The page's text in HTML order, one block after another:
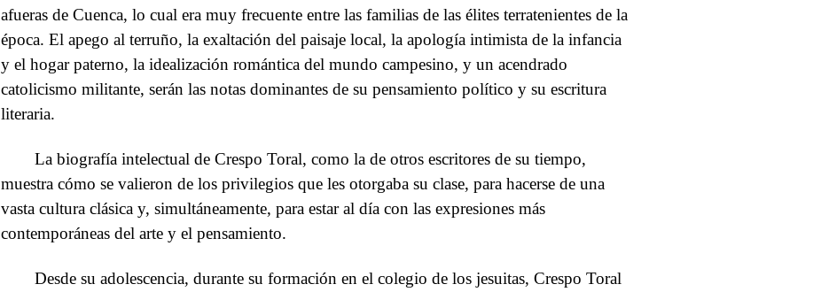
afueras de Cuenca, lo cual era muy frecuente entre las familias de las élites terratenientes de la
época. El apego al terruño, la exaltación del paisaje local, la apología intimista de la infancia
y el hogar paterno, la idealización romántica del mundo campesino, y un acendrado
catolicismo militante, serán las notas dominantes de su pensamiento político y su escritura
literaria.
La biografía intelectual de Crespo Toral, como la de otros escritores de su tiempo,
muestra cómo se valieron de los privilegios que les otorgaba su clase, para hacerse de una
vasta cultura clásica y, simultáneamente, para estar al día con las expresiones más
contemporáneas del arte y el pensamiento.
Desde su adolescencia, durante su formación en el colegio de los jesuitas, Crespo Toral